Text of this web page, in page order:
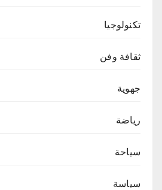
تكنولوجيا
ثقافة وفن
جهوية
رياضة
سياحة
سياسة